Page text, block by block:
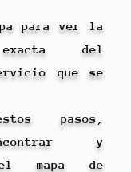
para ver la
del
que se
pasos,
y
mapa de